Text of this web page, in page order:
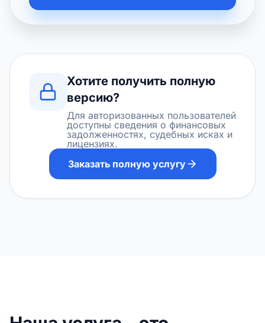
Хотите получить полную
версию?
Для авторизованных пользователей
доступны сведения о финансовых
задолженностях, судебных исках и
лицензиях.
Заказать полную услугу